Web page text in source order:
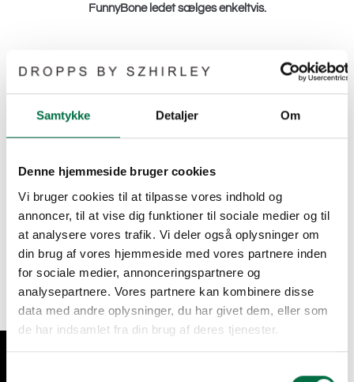
Samtykke Detaljer Om
Denne hjemmeside bruger cookies
Vi bruger cookies til at tilpasse vores indhold og
annoncer, til at vise dig funktioner til sociale medier og til
at analysere vores trafik. Vi deler også oplysninger om
din brug af vores hjemmeside med vores partnere inden
for sociale medier, annonceringspartnere og
analysepartnere. Vores partnere kan kombinere disse
data med andre oplysninger, du har givet dem, eller som
de har indsamlet fra din brug af deres tjenester.
FunnyBone ledet sælges enkeltvis.
Det er kun fantasien der sætter grænserne for hvordan du kan
Brug den somet enkelt vedhængi en ørering eller halskæde.
Ellersæt flere #FunnyBones sammen
ankelkæde,armbånd,halskædeeller choker.
Vi anbefaler:
9 stk / led til armbånd = ca 21 cm
11 stk / led til ankelkæde = ca 25 cm
20 stk / led til halskæde = ca 48 cm
15 stk/ led til choker halskæde = ca 35 cm
ankelkæde armbånd
Et super opfindsomt og humoristisk sødt design af Szhirley.